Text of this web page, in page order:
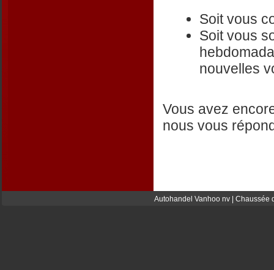
Soit vous
Soit vous
nouvelles
Vous avez
nous vous
Autohandel Vanhoo nv | Chaussée